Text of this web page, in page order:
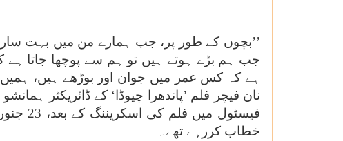
’’بچوں کے طور پر، جب ہمارے من میں بہت
جب ہم بڑے ہوتے ہیں تو ہم سے پوچھا جاتا ہے
نان فیچر فلم ’پاندھرا چیوڈا‘ کے ڈائریکٹر
خطاب کررہے تھے۔